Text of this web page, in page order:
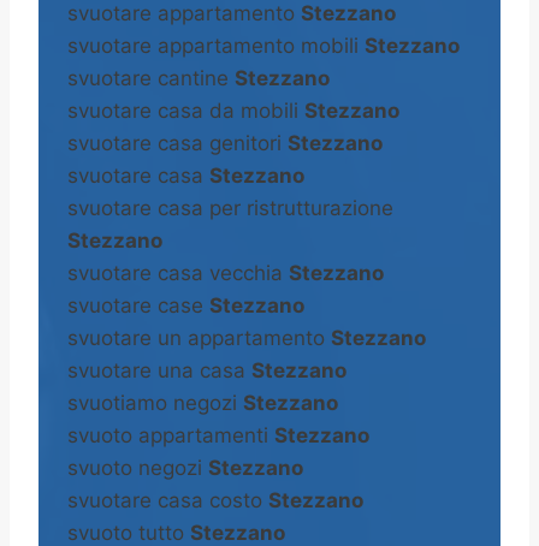
svuotare appartamento Stezzano
svuotare appartamento mobili Stezzano
svuotare cantine Stezzano
svuotare casa da mobili Stezzano
svuotare casa genitori Stezzano
svuotare casa Stezzano
svuotare casa per ristrutturazione
Stezzano
svuotare casa vecchia Stezzano
svuotare case Stezzano
svuotare un appartamento Stezzano
svuotare una casa Stezzano
svuotiamo negozi Stezzano
svuoto appartamenti Stezzano
svuoto negozi Stezzano
svuotare casa costo Stezzano
svuoto tutto Stezzano